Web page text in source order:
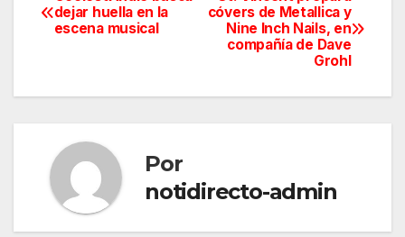
de
cóvers de Metallica y
Nine Inch Nails, en
compañía de Dave
Grohl
dejar huella en la
escena musical
Por
notidirecto-admin